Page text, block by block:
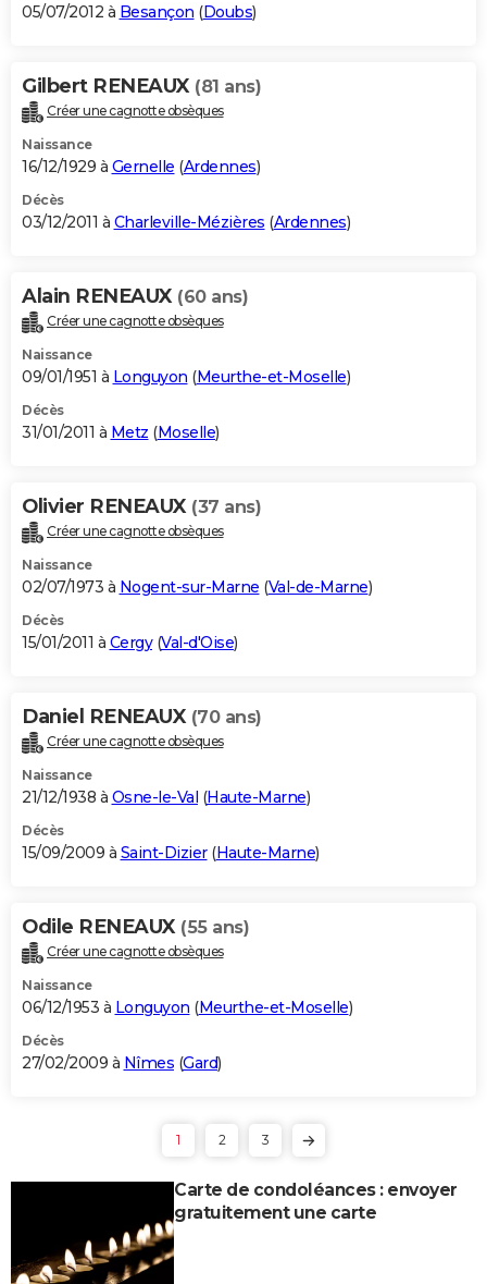
05/07/2012 à Besançon (Doubs)
Gilbert RENEAUX (81 ans)
Créer une cagnotte obsèques
Naissance
16/12/1929 à Gernelle (Ardennes)
Décès
03/12/2011 à Charleville-Mézières (Ardennes)
Alain RENEAUX (60 ans)
Créer une cagnotte obsèques
Naissance
09/01/1951 à Longuyon (Meurthe-et-Moselle)
Décès
31/01/2011 à Metz (Moselle)
Olivier RENEAUX (37 ans)
Créer une cagnotte obsèques
Naissance
02/07/1973 à Nogent-sur-Marne (Val-de-Marne)
Décès
15/01/2011 à Cergy(Val-d'Oise)
Daniel RENEAUX (70 ans)
Créer une cagnotte obsèques
Naissance
21/12/1938 à Osne-le-Val (Haute-Marne)
Décès
15/09/2009 à Saint-Dizier(Haute-Marne)
Odile RENEAUX (55 ans)
Créer une cagnotte obsèques
Naissance
06/12/1953 à Longuyon (Meurthe-et-Moselle)
Décès
27/02/2009 à Nîmes (Gard)
1 2 3
Carte de condoléances : envoyer
gratuitement une carte